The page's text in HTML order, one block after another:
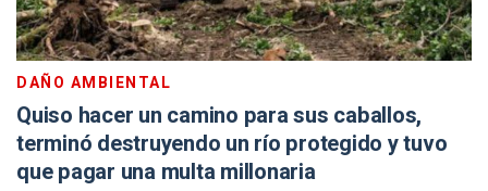
DAÑO AMBIENTAL
Quiso hacer un camino para sus caballos,
terminó destruyendo un río protegido y tuvo
que pagar una multa millonaria